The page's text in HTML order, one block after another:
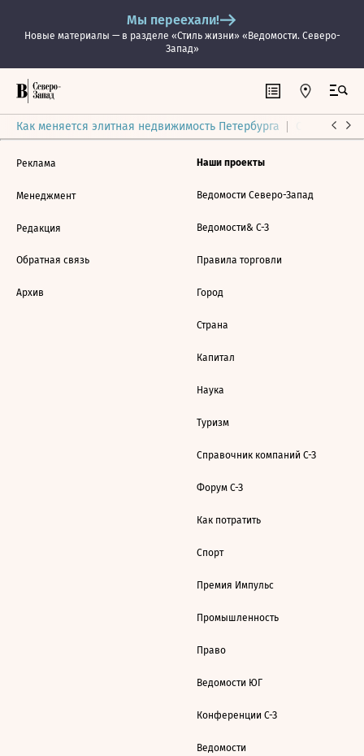
Мы переехали!
Новые материалы — в разделе «Стиль жизни» «Ведомости. Северо-
Запад»
Как меняется элитная недвижимость Петербурга Ситуация
Реклама
Менеджмент
Редакция
Обратная связь
Архив
Наши проекты
Ведомости Северо-Запад
Ведомости& С-З
Правила торговли
Город
Страна
Капитал
Наука
Туризм
Справочник компаний С-З
Форум С-З
Как потратить
Спорт
Премия Импульс
Промышленность
Право
Ведомости ЮГ
Конференции С-З
Ведомости